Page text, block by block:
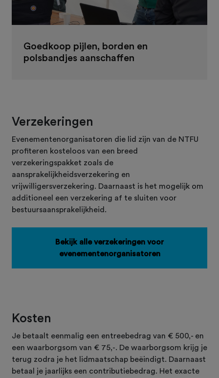
Goedkoop pijlen, borden en
polsbandjes aanschaffen
Verzekeringen
Evenementenorganisatoren die lid zijn van de NTFU
profiteren kosteloos van een breed
verzekeringspakket zoals de
aansprakelijkheidsverzekering en
vrijwilligersverzekering. Daarnaast is het mogelijk om
additioneel een verzekering af te sluiten voor
bestuursaansprakelijkheid.
Bekijk alle verzekeringen voor
evenementenorganisatoren
Kosten
Je betaalt eenmalig een entreebedrag van € 500,- en
een waarborgsom van € 75,-. De waarborgsom krijg je
terug zodra je het lidmaatschap beëindigt. Daarnaast
betaal je jaarlijks een contributiebedrag. Het exacte